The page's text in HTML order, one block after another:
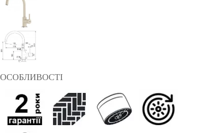
ОСОБЛИВОСТІ